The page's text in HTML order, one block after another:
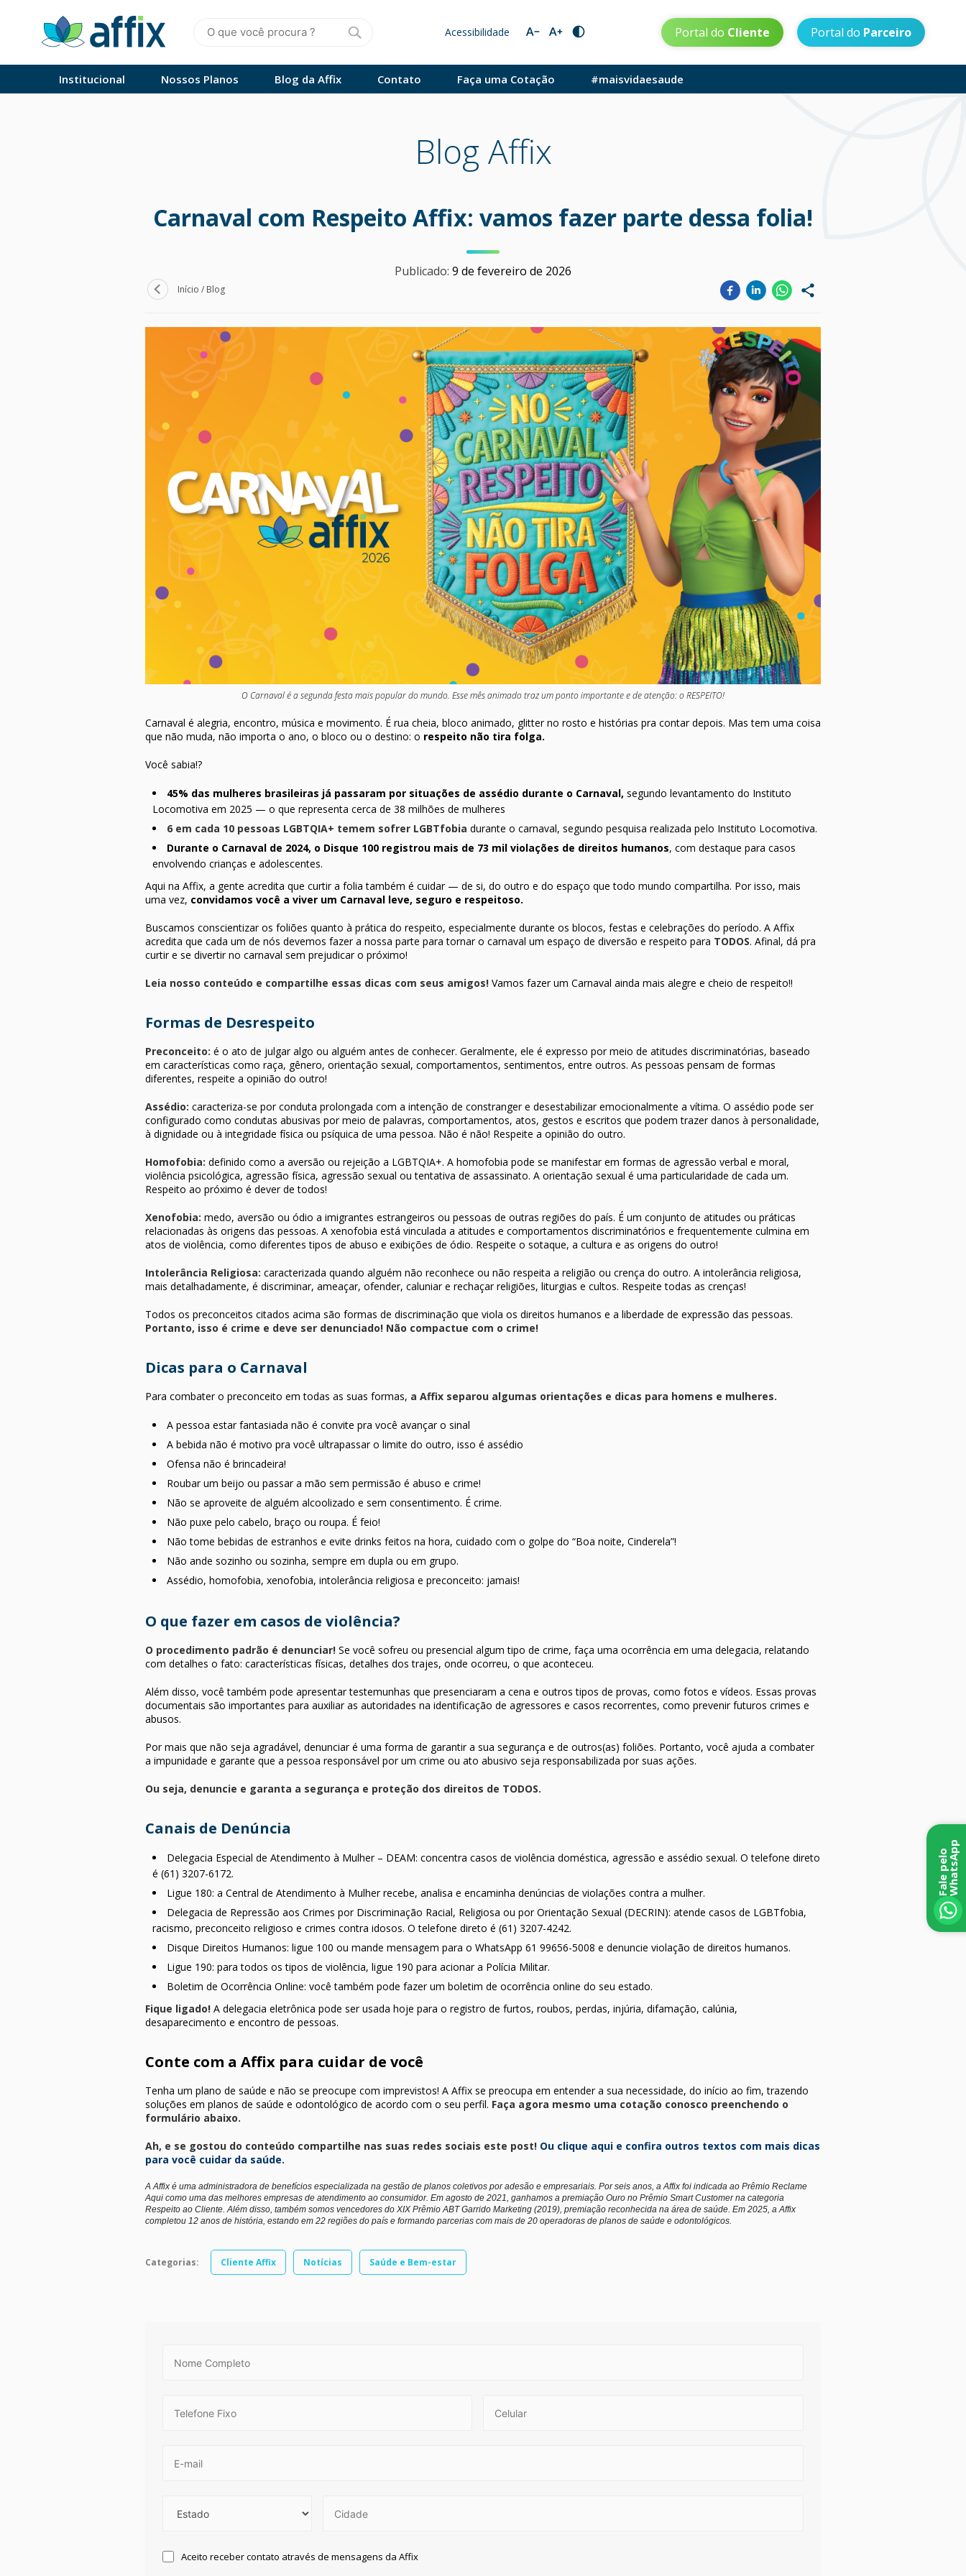
Acessibilidade Portal do Cliente Portal do Parceiro
Institucional Nossos Planos Blog da Affix Contato Faça uma Cotação #maisvidaesaude
Blog Affix
Carnaval com Respeito Affix: vamos fazer parte dessa folia!
Publicado: 9 de fevereiro de 2026
Início / Blog
O Carnaval é a segunda festa mais popular do mundo. Esse mês animado traz um ponto importante e de atenção: o RESPEITO!
Carnaval é alegria, encontro, música e movimento. É rua cheia, bloco animado, glitter no rosto e histórias pra contar depois. Mas tem uma coisa
que não muda, não importa o ano, o bloco ou o destino: o respeito não tira folga.
Você sabia!?
45% das mulheres brasileiras já passaram por situações de assédio durante o Carnaval, segundo levantamento do Instituto
Locomotiva em 2025 — o que representa cerca de 38 milhões de mulheres
6 em cada 10 pessoas LGBTQIA+ temem sofrer LGBTfobia durante o carnaval, segundo pesquisa realizada pelo Instituto Locomotiva.
Durante o Carnaval de 2024, o Disque 100 registrou mais de 73 mil violações de direitos humanos, com destaque para casos
envolvendo crianças e adolescentes.
Aqui na Affix, a gente acredita que curtir a folia também é cuidar — de si, do outro e do espaço que todo mundo compartilha. Por isso, mais
uma vez, convidamos você a viver um Carnaval leve, seguro e respeitoso.
Buscamos conscientizar os foliões quanto à prática do respeito, especialmente durante os blocos, festas e celebrações do período. A Affix
acredita que cada um de nós devemos fazer a nossa parte para tornar o carnaval um espaço de diversão e respeito para TODOS. Afinal, dá pra
curtir e se divertir no carnaval sem prejudicar o próximo!
Leia nosso conteúdo e compartilhe essas dicas com seus amigos! Vamos fazer um Carnaval ainda mais alegre e cheio de respeito!!
Formas de Desrespeito
Preconceito: é o ato de julgar algo ou alguém antes de conhecer. Geralmente, ele é expresso por meio de atitudes discriminatórias, baseado
em características como raça, gênero, orientação sexual, comportamentos, sentimentos, entre outros. As pessoas pensam de formas
diferentes, respeite a opinião do outro!
Assédio: caracteriza-se por conduta prolongada com a intenção de constranger e desestabilizar emocionalmente a vítima. O assédio pode ser
configurado como condutas abusivas por meio de palavras, comportamentos, atos, gestos e escritos que podem trazer danos à personalidade,
à dignidade ou à integridade física ou psíquica de uma pessoa. Não é não! Respeite a opinião do outro.
Homofobia: definido como a aversão ou rejeição a LGBTQIA+. A homofobia pode se manifestar em formas de agressão verbal e moral,
violência psicológica, agressão física, agressão sexual ou tentativa de assassinato. A orientação sexual é uma particularidade de cada um.
Respeito ao próximo é dever de todos!
Xenofobia: medo, aversão ou ódio a imigrantes estrangeiros ou pessoas de outras regiões do país. É um conjunto de atitudes ou práticas
relacionadas às origens das pessoas. A xenofobia está vinculada a atitudes e comportamentos discriminatórios e frequentemente culmina em
atos de violência, como diferentes tipos de abuso e exibições de ódio. Respeite o sotaque, a cultura e as origens do outro!
Intolerância Religiosa: caracterizada quando alguém não reconhece ou não respeita a religião ou crença do outro. A intolerância religiosa,
mais detalhadamente, é discriminar, ameaçar, ofender, caluniar e rechaçar religiões, liturgias e cultos. Respeite todas as crenças!
Todos os preconceitos citados acima são formas de discriminação que viola os direitos humanos e a liberdade de expressão das pessoas.
Portanto, isso é crime e deve ser denunciado! Não compactue com o crime!
Dicas para o Carnaval
Para combater o preconceito em todas as suas formas, a Affix separou algumas orientações e dicas para homens e mulheres.
A pessoa estar fantasiada não é convite pra você avançar o sinal
A bebida não é motivo pra você ultrapassar o limite do outro, isso é assédio
Ofensa não é brincadeira!
Roubar um beijo ou passar a mão sem permissão é abuso e crime!
Não se aproveite de alguém alcoolizado e sem consentimento. É crime.
Não puxe pelo cabelo, braço ou roupa. É feio!
Não tome bebidas de estranhos e evite drinks feitos na hora, cuidado com o golpe do “Boa noite, Cinderela”!
Não ande sozinho ou sozinha, sempre em dupla ou em grupo.
Assédio, homofobia, xenofobia, intolerância religiosa e preconceito: jamais!
O que fazer em casos de violência?
O procedimento padrão é denunciar! Se você sofreu ou presencial algum tipo de crime, faça uma ocorrência em uma delegacia, relatando
com detalhes o fato: características físicas, detalhes dos trajes, onde ocorreu, o que aconteceu.
Além disso, você também pode apresentar testemunhas que presenciaram a cena e outros tipos de provas, como fotos e vídeos. Essas provas
documentais são importantes para auxiliar as autoridades na identificação de agressores e casos recorrentes, como prevenir futuros crimes e
abusos.
Por mais que não seja agradável, denunciar é uma forma de garantir a sua segurança e de outros(as) foliões. Portanto, você ajuda a combater
a impunidade e garante que a pessoa responsável por um crime ou ato abusivo seja responsabilizada por suas ações.
Ou seja, denuncie e garanta a segurança e proteção dos direitos de TODOS.
Canais de Denúncia
Delegacia Especial de Atendimento à Mulher – DEAM: concentra casos de violência doméstica, agressão e assédio sexual. O telefone direto
é (61) 3207-6172.
Ligue 180: a Central de Atendimento à Mulher recebe, analisa e encaminha denúncias de violações contra a mulher.
Delegacia de Repressão aos Crimes por Discriminação Racial, Religiosa ou por Orientação Sexual (DECRIN): atende casos de LGBTfobia,
racismo, preconceito religioso e crimes contra idosos. O telefone direto é (61) 3207-4242.
Disque Direitos Humanos: ligue 100 ou mande mensagem para o WhatsApp 61 99656-5008 e denuncie violação de direitos humanos.
Ligue 190: para todos os tipos de violência, ligue 190 para acionar a Polícia Militar.
Boletim de Ocorrência Online: você também pode fazer um boletim de ocorrência online do seu estado.
Fique ligado! A delegacia eletrônica pode ser usada hoje para o registro de furtos, roubos, perdas, injúria, difamação, calúnia,
desaparecimento e encontro de pessoas.
Conte com a Affix para cuidar de você
Tenha um plano de saúde e não se preocupe com imprevistos! A Affix se preocupa em entender a sua necessidade, do início ao fim, trazendo
soluções em planos de saúde e odontológico de acordo com o seu perfil. Faça agora mesmo uma cotação conosco preenchendo o
formulário abaixo.
Ah, e se gostou do conteúdo compartilhe nas suas redes sociais este post! Ou clique aqui e confira outros textos com mais dicas
para você cuidar da saúde.
A Affix é uma administradora de benefícios especializada na gestão de planos coletivos por adesão e empresariais. Por seis anos, a Affix foi indicada ao Prêmio Reclame
Aqui como uma das melhores empresas de atendimento ao consumidor. Em agosto de 2021, ganhamos a premiação Ouro no Prêmio Smart Customer na categoria
Respeito ao Cliente. Além disso, também somos vencedores do XIX Prêmio ABT Garrido Marketing (2019), premiação reconhecida na área de saúde. Em 2025, a Affix
completou 12 anos de história, estando em 22 regiões do país e formando parcerias com mais de 20 operadoras de planos de saúde e odontológicos.
Categorias: Cliente Affix Notícias Saúde e Bem-estar
Aceito receber contato através de mensagens da Affix
F
a
l
e
p
e
l
o
W
h
a
t
s
A
pp